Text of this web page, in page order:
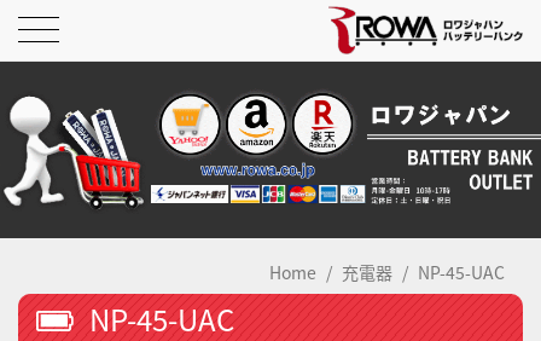
Home 充電器 NP-45-UAC
NP-45-UAC